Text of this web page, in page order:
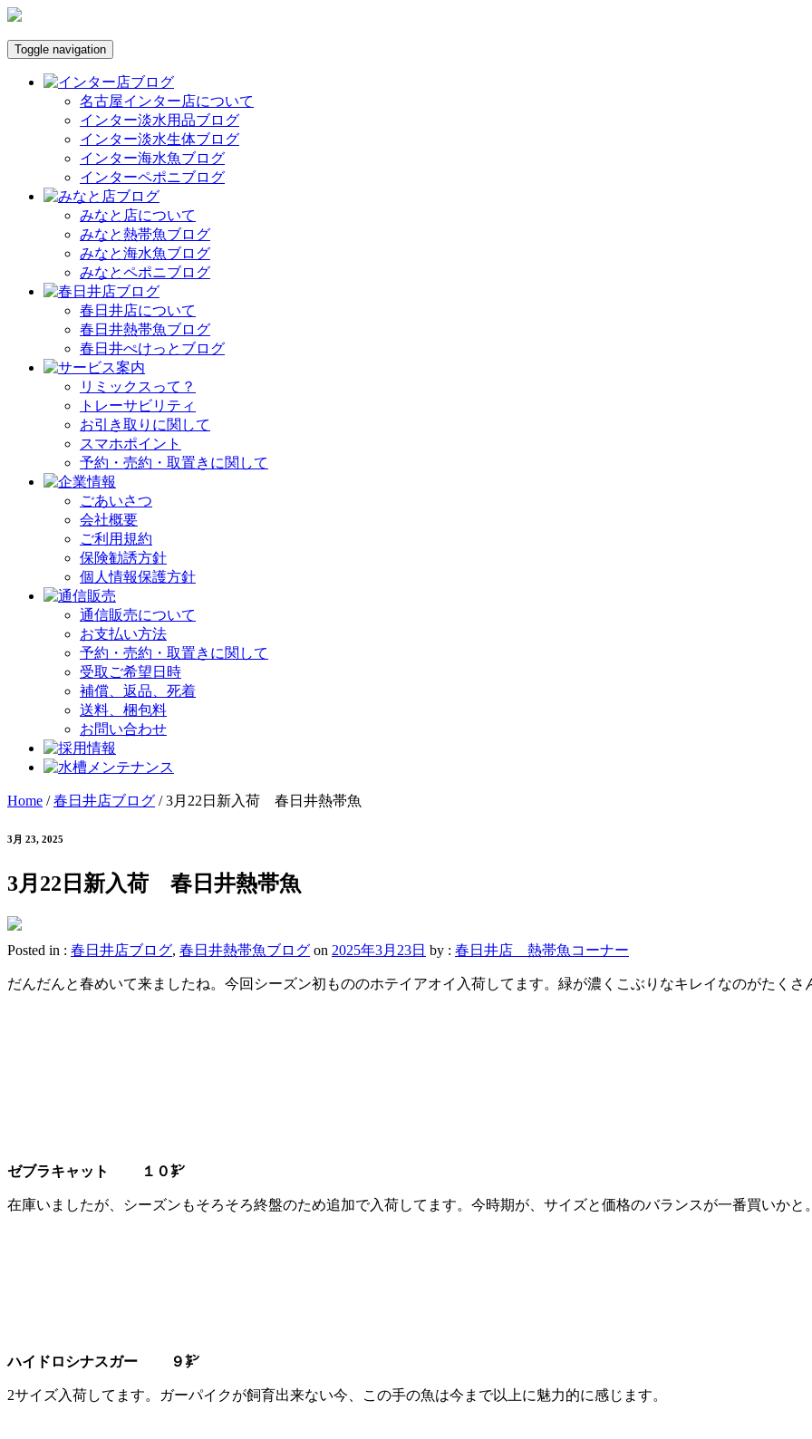
Toggle navigation
名古屋インター店について
インター淡水用品ブログ
インター淡水生体ブログ
インター海水魚ブログ
インターペポニブログ
みなと店について
みなと熱帯魚ブログ
みなと海水魚ブログ
みなとペポニブログ
春日井店について
春日井熱帯魚ブログ
春日井ぺけっとブログ
リミックスって？
トレーサビリティ
お引き取りに関して
スマホポイント
予約・売約・取置きに関して
ごあいさつ
会社概要
ご利用規約
保険勧誘方針
個人情報保護方針
通信販売について
お支払い方法
予約・売約・取置きに関して
受取ご希望日時
補償、返品、死着
送料、梱包料
お問い合わせ
Home /春日井店ブログ /3月22日新入荷 春日井熱帯魚
3月 23, 2025
3月22日新入荷 春日井熱帯魚
Posted in : 春日井店ブログ, 春日井熱帯魚ブログ on 2025年3月23日 by : 春日井店 熱帯魚コーナー
だんだんと春めいて来ましたね。今回シーズン初もののホテイアオイ入荷してます。緑が濃くこぶりなキレイなのがたくさ
ゼブラキャット １０㌢
在庫いましたが、シーズンもそろそろ終盤のため追加で入荷してます。今時期が、サイズと価格のバランスが一番買いかと。
ハイドロシナスガー ９㌢
2サイズ入荷してます。ガーパイクが飼育出来ない今、この手の魚は今まで以上に魅力的に感じます。